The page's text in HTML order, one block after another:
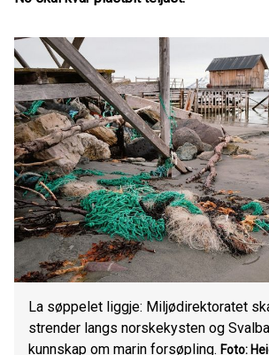
La søppelet liggje: Miljødirektoratet
strender langs norskekysten og
kunnskap om marin forsøpling. Foto: